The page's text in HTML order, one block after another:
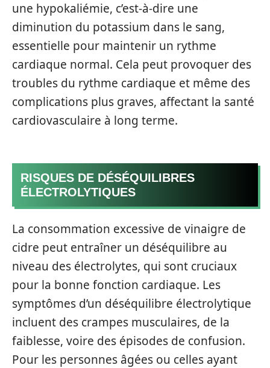
une hypokaliémie, c’est-à-dire une
diminution du potassium dans le sang,
essentielle pour maintenir un rythme
cardiaque normal. Cela peut provoquer des
troubles du rythme cardiaque et même des
complications plus graves, affectant la santé
cardiovasculaire à long terme.
RISQUES DE DÉSÉQUILIBRES
ÉLECTROLYTIQUES
La consommation excessive de vinaigre de
cidre peut entraîner un déséquilibre au
niveau des électrolytes, qui sont cruciaux
pour la bonne fonction cardiaque. Les
symptômes d’un déséquilibre électrolytique
incluent des crampes musculaires, de la
faiblesse, voire des épisodes de confusion.
Pour les personnes âgées ou celles ayant